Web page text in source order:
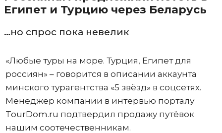
Египет и Турцию через Беларусь
…но спрос пока невелик
«Любые туры на море. Турция, Египет для
россиян» – говорится в описании аккаунта
минского турагентства «5 звёзд» в соцсетях.
Менеджер компании в интервью порталу
TourDom.ru подтвердил продажу путёвок
нашим соотечественникам.